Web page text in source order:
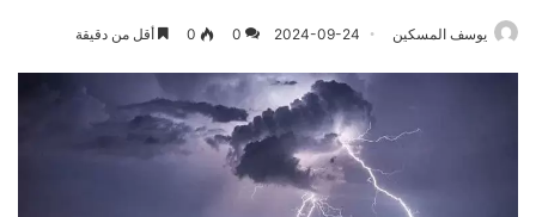
يوسف المسكين 2024-09-24
0
0 أقل من دقيقة